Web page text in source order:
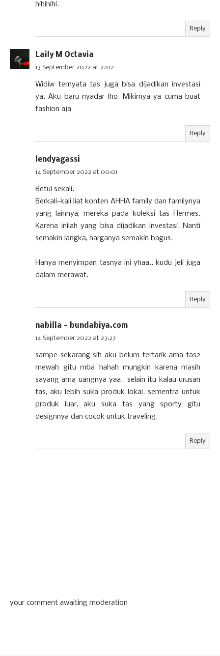
hihihihi.
Reply
Laily M Octavia
13 September 2022 at 22:12
Widiw ternyata tas juga bisa dijadikan investasi
ya. Aku baru nyadar lho. Mikirnya ya cuma buat
fashion aja
Reply
lendyagassi
14 September 2022 at 00:01
Betul sekali.
Berkali-kali liat konten AHHA family dan familynya
yang lainnya, mereka pada koleksi tas Hermes.
Karena inilah yang bisa dijadikan investasi. Nanti
semakin langka, harganya semakin bagus.
Hanya menyimpan tasnya ini yhaa.. kudu jeli juga
dalam merawat.
Reply
nabilla - bundabiya.com
14 September 2022 at 23:27
sampe sekarang sih aku belum tertarik ama tas2
mewah gitu mba hahah mungkin karena masih
sayang ama uangnya yaa.. selain itu kalau urusan
tas, aku lebih suka produk lokal. sementra untuk
produk luar, aku suka tas yang sporty gitu
designnya dan cocok untuk traveling.
Reply
your comment awaiting moderation